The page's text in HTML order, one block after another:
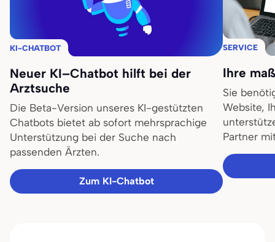
KI-CHATBOT
Neuer KI–Chatbot hilft bei der
Arztsuche
Die Beta-Version unseres KI-gestützten
Chatbots bietet ab sofort mehrsprachige
Unterstützung bei der Suche nach
passenden Ärzten.
Zum KI-Chatbot
SERVICE
Ihre
Sie
Website,
Partner